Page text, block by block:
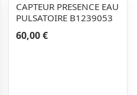
CAPTEUR PRESENCE EAU
PULSATOIRE B1239053
60,00 €